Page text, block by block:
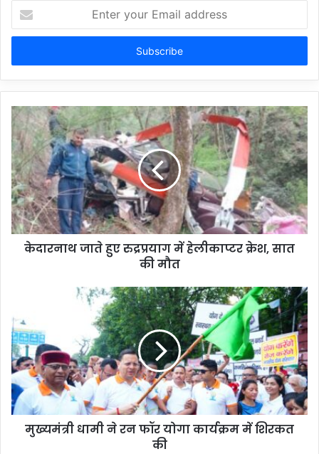
your
Email
केदारनाथ जाते हुए रुद्रप्रयाग में हेलीकाप्टर क्रेश, सात
की मौत
मुख्यमंत्री धामी ने रन फॉर योगा कार्यक्रम में शिरकत
की